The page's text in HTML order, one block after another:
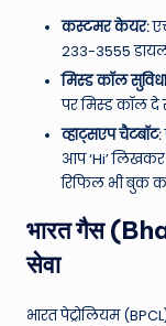
कस्टमर केयर:
233-3555
मिस्ड कॉल
पर मिस्ड कॉल दे
व्हाट्सएप चैटबॉट:
आप ‘Hi’
रिफिल भी बुक
भारत गैस
सेवा
भारत पेट्रोलियम